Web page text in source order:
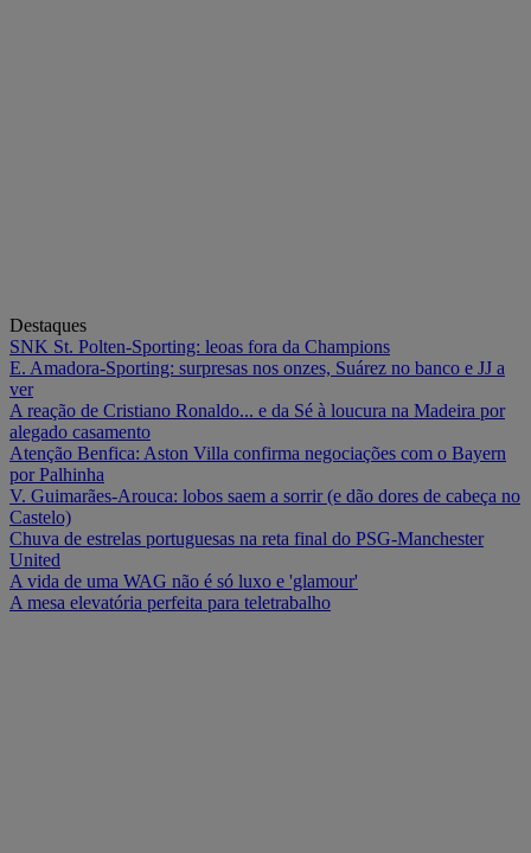
Destaques
SNK St. Polten-Sporting: leoas fora da Champions
E. Amadora-Sporting: surpresas nos onzes, Suárez no banco e JJ a
ver
A reação de Cristiano Ronaldo... e da Sé à loucura na Madeira por
alegado casamento
Atenção Benfica: Aston Villa confirma negociações com o Bayern
por Palhinha
V. Guimarães-Arouca: lobos saem a sorrir (e dão dores de cabeça no
Castelo)
Chuva de estrelas portuguesas na reta final do PSG-Manchester
United
A vida de uma WAG não é só luxo e 'glamour'
A mesa elevatória perfeita para teletrabalho